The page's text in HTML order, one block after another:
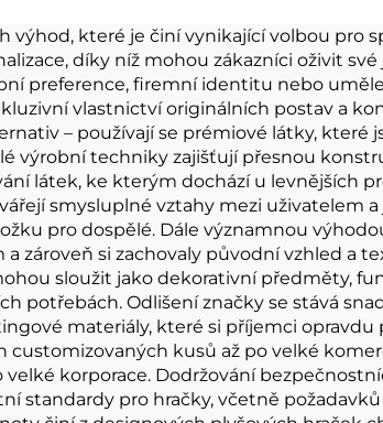
vycpaná
výhod, které je činí vynikající volbou pro
díky níž mohou zákazníci oživit
preference, firemní identitu nebo
vlastnictví originálních postav a
– používají se prémiové látky, které
výrobní techniky zajišťují přesnou
látek, ke kterým dochází u levnějších
smysluplné vztahy mezi uživatelem
pro dospělé. Dále významnou
zároveň si zachovaly původní vzhled a
sloužit jako dekorativní předměty,
potřebách. Odlišení značky se stává
materiály, které si příjemci opravdu
kusů až po velké
korporace. Dodržování
standardy pro hračky, včetně